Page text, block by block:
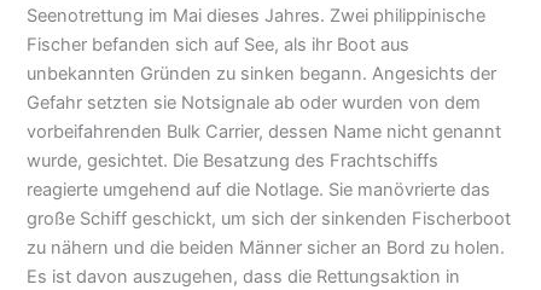
Seenotrettung im Mai dieses Jahres. Zwei philippinische
Fischer befanden sich auf See, als ihr Boot aus
unbekannten Gründen zu sinken begann. Angesichts der
Gefahr setzten sie Notsignale ab oder wurden von dem
vorbeifahrenden Bulk Carrier, dessen Name nicht genannt
wurde, gesichtet. Die Besatzung des Frachtschiffs
reagierte umgehend auf die Notlage. Sie manövrierte das
große Schiff geschickt, um sich der sinkenden Fischerboot
zu nähern und die beiden Männer sicher an Bord zu holen.
Es ist davon auszugehen, dass die Rettungsaktion in